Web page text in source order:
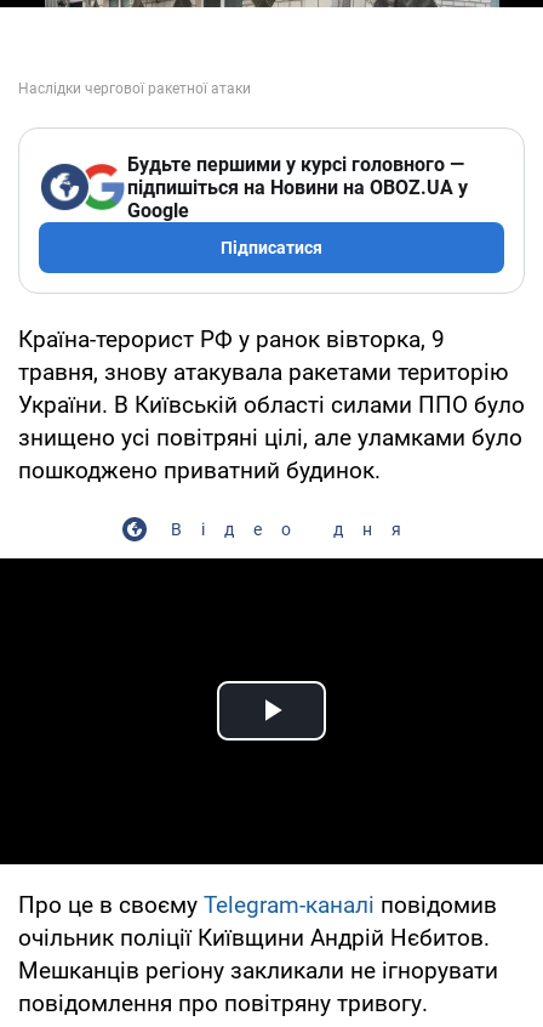
Будьте першими у курсі головного —
підпишіться на Новини на OBOZ.UA у
Google
Підписатися
Країна-терорист РФ у ранок вівторка, 9
травня, знову атакувала ракетами територію
України. В Київській області силами ППО було
знищено усі повітряні цілі, але уламками було
пошкоджено приватний будинок.
Відео дня
Play Video
Про це в своєму Telegram-каналі повідомив
очільник поліції Київщини Андрій Нєбитов.
Мешканців регіону закликали не ігнорувати
повідомлення про повітряну тривогу.